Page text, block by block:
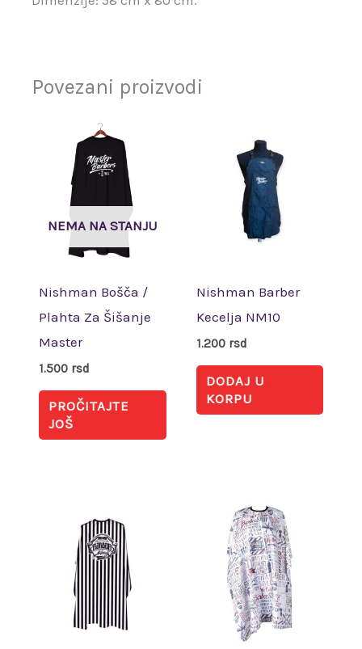
Povezani proizvodi
NEMA NA STANJU
Nishman Bošča /
Plahta Za Šišanje
Master
1.500 rsd
PROČITAJTE
JOŠ
Nishman Barber
Kecelja NM10
1.200 rsd
DODAJ U
KORPU